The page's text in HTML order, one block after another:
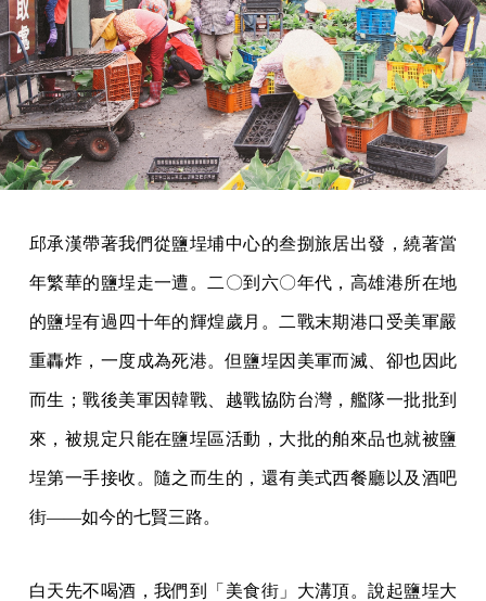
邱承漢帶著我們從鹽埕埔中心的叁捌旅居出發，繞著當
年繁華的鹽埕走一遭。二〇到六〇年代，高雄港所在地
的鹽埕有過四十年的輝煌歲月。二戰末期港口受美軍嚴
重轟炸，一度成為死港。但鹽埕因美軍而滅、卻也因此
而生；戰後美軍因韓戰、越戰協防台灣，艦隊一批批到
來，被規定只能在鹽埕區活動，大批的舶來品也就被鹽
埕第一手接收。隨之而生的，還有美式西餐廳以及酒吧
街——如今的七賢三路。
白天先不喝酒，我們到「美食街」大溝頂。說起鹽埕大